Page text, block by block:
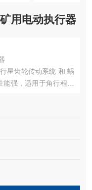
用电动执行器
星齿轮传动系统 和 蜗
强，适用于角行程阀
景的安全要求。